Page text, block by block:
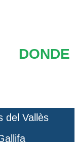
del Vallès